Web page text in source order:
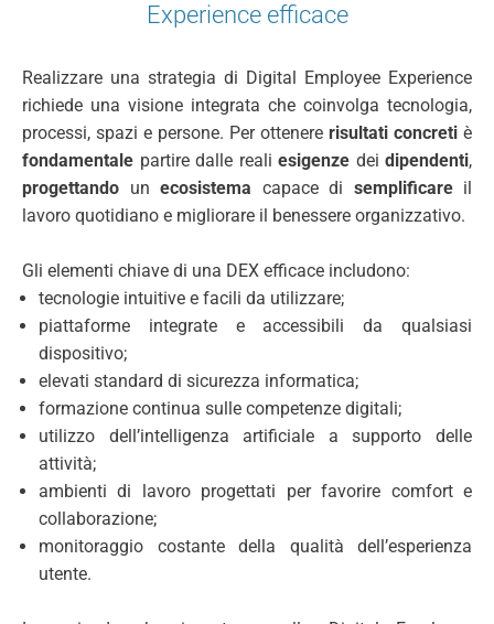
Experience efficace
Realizzare una strategia di Digital Employee Experience
richiede una visione integrata che coinvolga tecnologia,
processi, spazi e persone. Per ottenere risultati concreti è
fondamentale partire dalle reali esigenze dei dipendenti,
progettando un ecosistema capace di semplificareil
lavoro quotidiano e migliorare il benessere organizzativo.
Gli elementi chiave di una DEX efficace includono:
tecnologie intuitive e facili da utilizzare;
piattaforme integrate e accessibili da qualsiasi
dispositivo;
elevati standard di sicurezza informatica;
formazione continua sulle competenze digitali;
utilizzo dell’intelligenza artificiale a supporto delle
attività;
ambienti di lavoro progettati per favorire comfort e
collaborazione;
monitoraggio costante della qualità dell’esperienza
utente.